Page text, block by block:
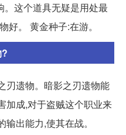
这个道具无疑是用处最
好。 黄金种子:在游。
刃遗物。暗影之刃遗物能
加成,对于盗贼这个职业来
出能力,使其在战。